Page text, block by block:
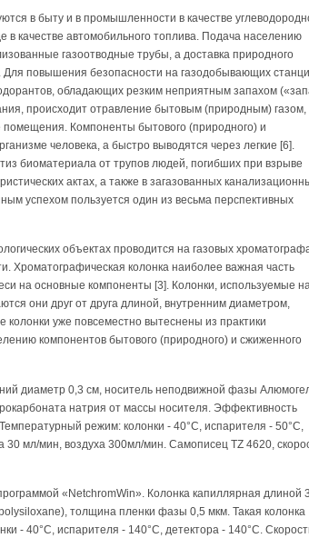
в быту и в промышленности в качестве
качестве автомобильного топлива. Подача населению
газоотводные трубы, а доставка природного
повышения безопасности на газодобывающих
обладающих резким неприятным запахом
происходит отравление бытовым (природным) газом,
помещения. Компоненты бытового (природного) и
человека, а быстро выводятся через легкие [6].
биоматериала от трупов людей, погибших при взрыве
актах, а также в загазованных
успехом пользуется один из весьма перспективных
объектах проводится на газовых
Хроматографическая колонка наиболее важная часть
на основные компоненты [3]. Колонки, используемые
они друг от друга длиной, внутренним диаметром,
уже повсеместно вытеснены из практики
компонентов бытового (природного) и сжиженного
диаметр 0,3 см, носитель неподвижной фазы
натрия от массы носителя. Эффективность
режим: колонки - 40°С, испарителя - 50°С,
30 мл/мин, воздуха 300мл/мин. Самописец TZ 4620,
«NetchromWin». Колонка капиллярная длиной
толщина пленки фазы 0,5 мкм. Такая колонка
- 40°С, испарителя - 140°С, детектора - 140°С.